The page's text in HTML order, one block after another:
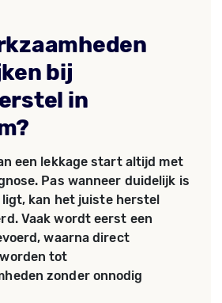
bij
in
een lekkage start altijd met
Pas wanneer duidelijk is
ligt, kan het juiste herstel
Vaak wordt eerst een
waarna direct
tot
zonder onnodig